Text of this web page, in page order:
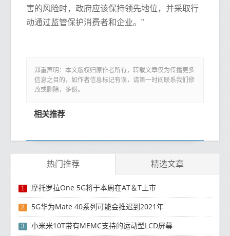
害的风险时，政府应该保持领先地位，并采取行
动通过监管保护消费者和企业。”
郑重声明：本文版权归原作者所有，转载文章仅为传播更多
信息之目的，如作者信息标记有误，请第一时间联系我们修
改或删除，多谢。
相关推荐
热门推荐 精选文章
1 摩托罗拉One 5G将于本周在AT＆T上市
2 5G华为Mate 40系列可能会推迟到2021年
3 小米米10T带有MEMC支持的运动型LCD屏幕